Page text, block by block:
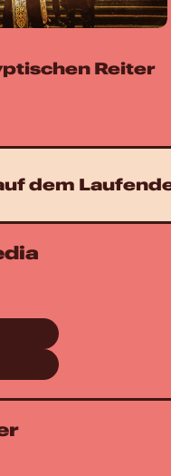
Reiter
Apokalyptischen
dem